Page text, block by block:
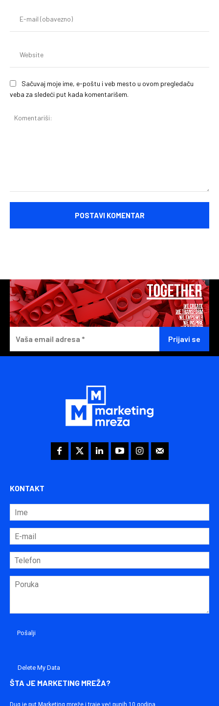
Sačuvaj moje ime, e-poštu i veb mesto u ovom pregledaču
veba za sledeći put kada komentarišem.
KONTAKT
Delete My Data
ŠTA JE MARKETING MREŽA?
Dug je put Marketing mreže i traje već punih 10 godina.